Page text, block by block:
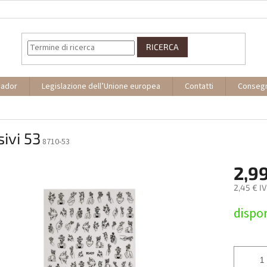
RICERCA
Legislazione dell’Unione europea Contatti
53 8710-53
2,45 €
della